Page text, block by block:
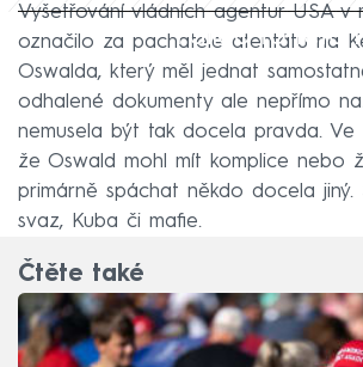
Failed to fetch
Vyšetřování vládních agentur USA v
označilo za pachatele atentátu na
Oswalda, který měl jednat
odhalené dokumenty ale nepřímo
nemusela být tak docela pravda. Ve
že Oswald mohl mít komplice nebo
primárně spáchat někdo docela jiný.
svaz, Kuba či mafie.
Čtěte také